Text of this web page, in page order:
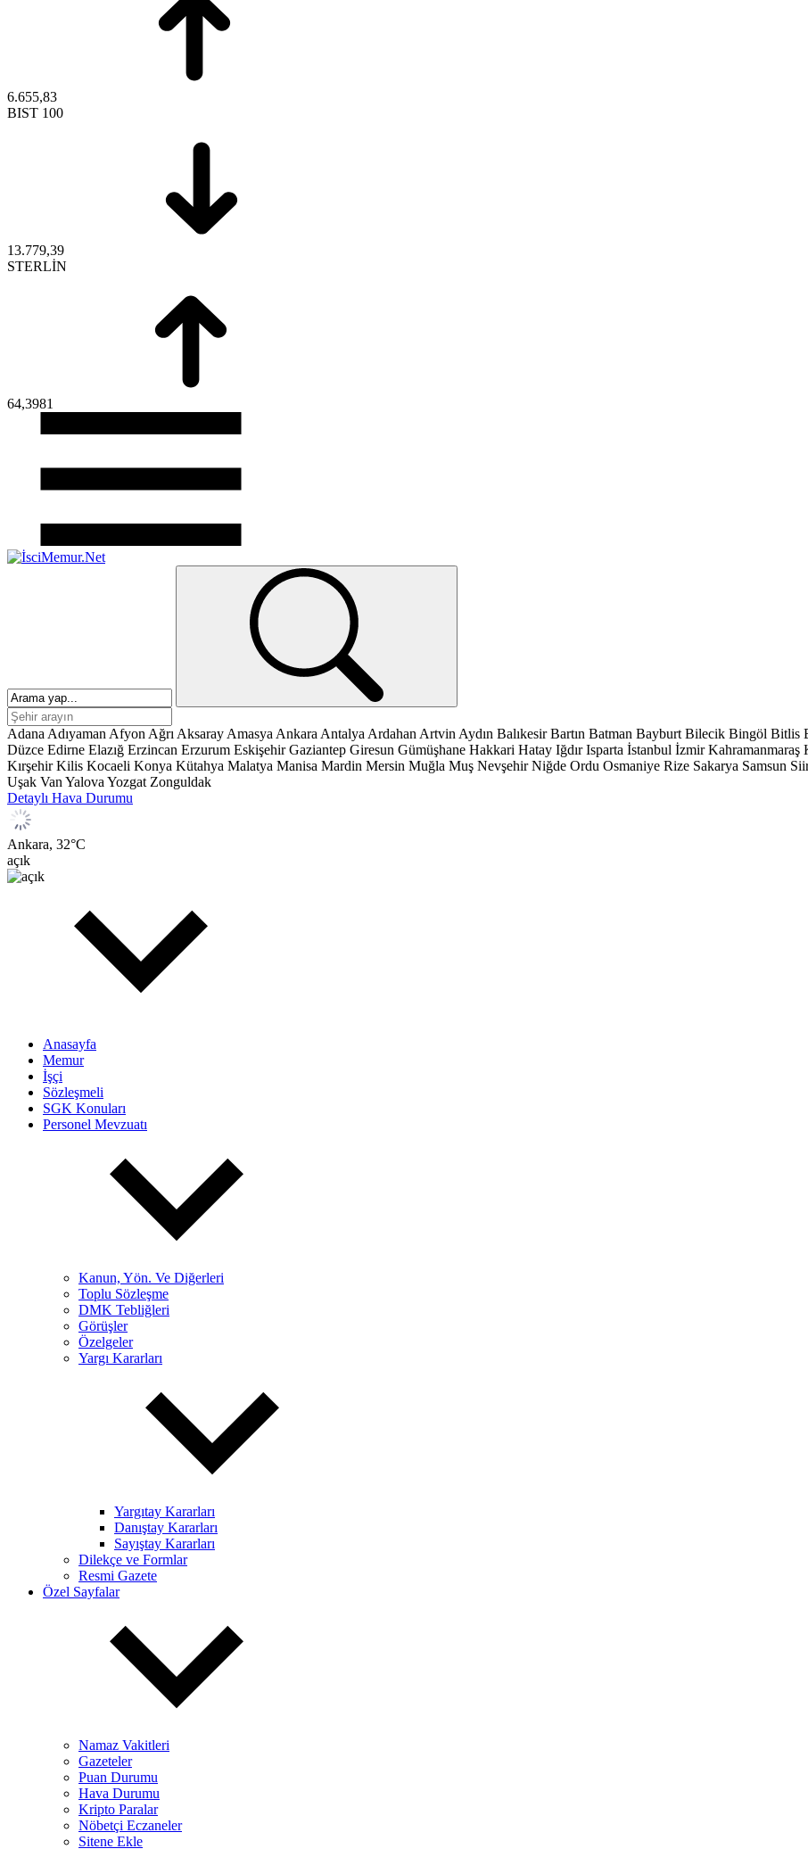
6.655,83
BIST 100
13.779,39
STERLİN
64,3981
Adana Adıyaman Afyon Ağrı Aksaray Amasya Ankara Antalya Ardahan Artvin Aydın Balıkesir Bartın Batman Bayburt Bilecik Bingöl Bitlis
Düzce Edirne Elazığ Erzincan Erzurum Eskişehir Gaziantep Giresun Gümüşhane Hakkari Hatay Iğdır Isparta İstanbul İzmir Kahramanmaraş
Kırşehir Kilis Kocaeli Konya Kütahya Malatya Manisa Mardin Mersin Muğla Muş Nevşehir Niğde Ordu Osmaniye Rize Sakarya Samsun
Uşak Van Yalova Yozgat Zonguldak
Detaylı Hava Durumu
Ankara, 32°C
açık
Anasayfa
Memur
İşçi
Sözleşmeli
SGK Konuları
Personel Mevzuatı
Kanun, Yön. Ve Diğerleri
Toplu Sözleşme
DMK Tebliğleri
Görüşler
Özelgeler
Yargı Kararları
Yargıtay Kararları
Danıştay Kararları
Sayıştay Kararları
Dilekçe ve Formlar
Resmi Gazete
Özel Sayfalar
Namaz Vakitleri
Gazeteler
Puan Durumu
Hava Durumu
Kripto Paralar
Nöbetçi Eczaneler
Sitene Ekle